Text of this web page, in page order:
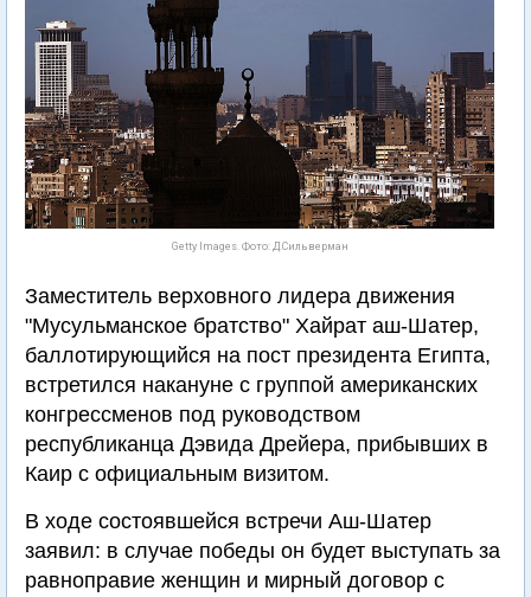
Getty Images. Фото: Д.Сильверман
Заместитель верховного лидера движения
"Мусульманское братство" Хайрат аш-Шатер,
баллотирующийся на пост президента Египта,
встретился накануне с группой американских
конгрессменов под руководством
республиканца Дэвида Дрейера, прибывших в
Каир с официальным визитом.
В ходе состоявшейся встречи Аш-Шатер
заявил: в случае победы он будет выступать за
равноправие женщин и мирный договор с